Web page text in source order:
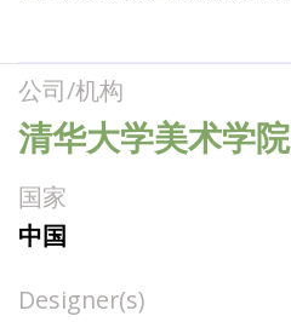
公司/机构
清华大学美术学院
国家
中国
Designer(s)